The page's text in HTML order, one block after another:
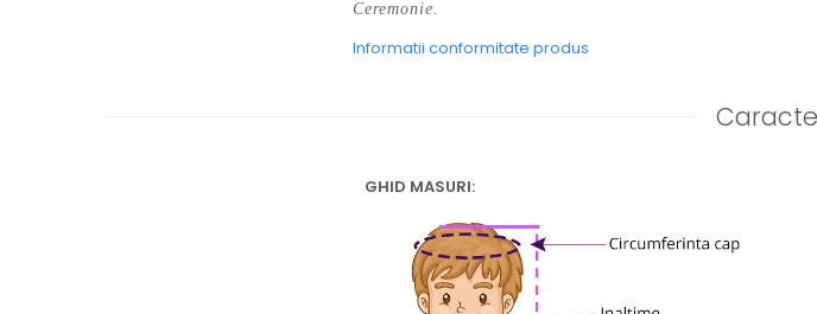
Ceremonie.
Informatii conformitate produs
GHID MASURI: